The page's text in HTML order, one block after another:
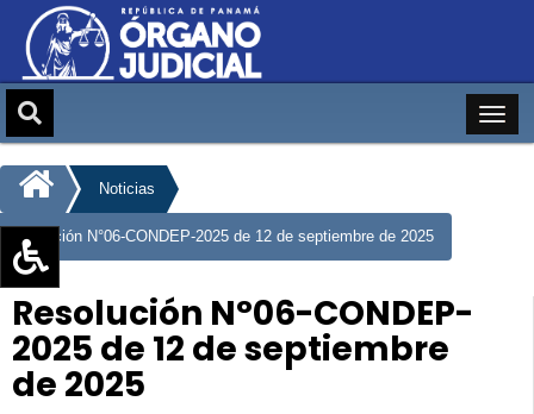
Aumentar texto (+)
Reducir texto (-)
Restablecer texto
Escala de Brillo
Noticias
Resolución N°06-CONDEP-2025 de 12 de septiembre de 2025
Resolución N°06-CONDEP-
2025 de 12 de septiembre
de 2025